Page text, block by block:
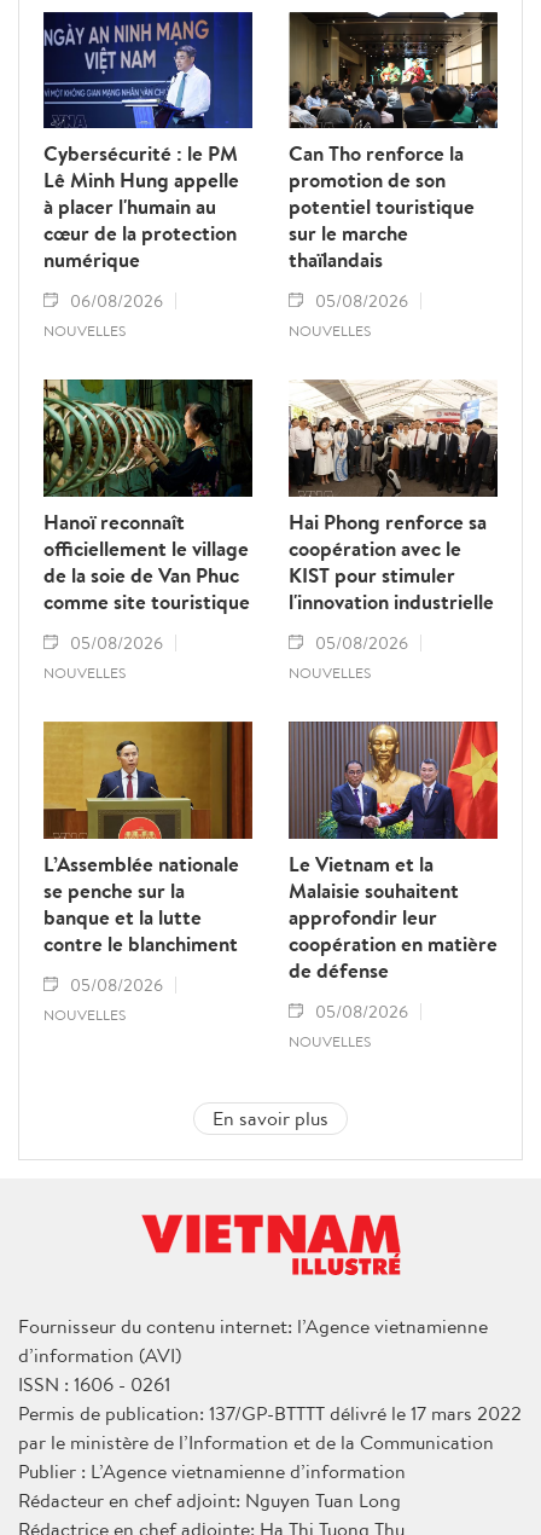
d'ici la fin de l'année, le secteur entend
accélérer les réformes institutionnelles,
renforcer la compétitivité des entreprises,
diversifier les marchés et lever les obstacles
liés à la logistique, à la traçabilité et aux
barrières techniques.
Cybersécurité : le PM
Lê Minh Hung appelle
à placer l'humain au
cœur de la protection
numérique
06/08/2026
NOUVELLES
Can Tho renforce la
promotion de son
potentiel touristique
sur le marche
thaïlandais
05/08/2026
NOUVELLES
Hanoï reconnaît
officiellement le village
de la soie de Van Phuc
comme site touristique
05/08/2026
NOUVELLES
Hai Phong renforce sa
coopération avec le
KIST pour stimuler
l'innovation industrielle
05/08/2026
NOUVELLES
L’Assemblée nationale
se penche sur la
banque et la lutte
contre le blanchiment
05/08/2026
NOUVELLES
Le Vietnam et la
Malaisie souhaitent
approfondir leur
coopération en matière
de défense
05/08/2026
NOUVELLES
En savoir plus
Fournisseur du contenu internet: l’Agence vietnamienne
d’information (AVI)
ISSN : 1606 - 0261
Permis de publication: 137/GP-BTTTT délivré le 17 mars 2022
par le ministère de l’Information et de la Communication
Publier : L’Agence vietnamienne d’information
Rédacteur en chef adjoint: Nguyen Tuan Long
Rédactrice en chef adjointe: Ha Thi Tuong Thu